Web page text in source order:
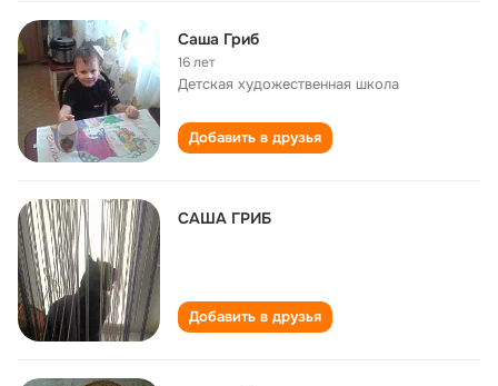
Саша Гриб
16 лет
Детская художественная школа
Добавить в друзья
САША ГРИБ
Добавить в друзья